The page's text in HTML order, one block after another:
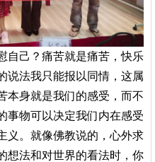
自己？ 痛苦就是痛苦，快乐
说法我只能报以同情，这属
本身就是我们的感受，而不
事物可以决定我们内在感受
义。 就像佛教说的，心外求
想法和对世界的看法时，你